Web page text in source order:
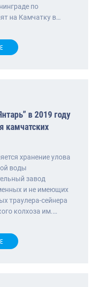
по
на Камчатку в…
в 2019 году
камчатских
хранение улова
воды
завод
и не имеющих
траулера-сейнера
колхоза им.…